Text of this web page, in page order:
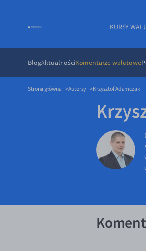
KURSY
BlogAktualnościKomentarze walutowe
Strona główna Autorzy Krzysztof Adamczak